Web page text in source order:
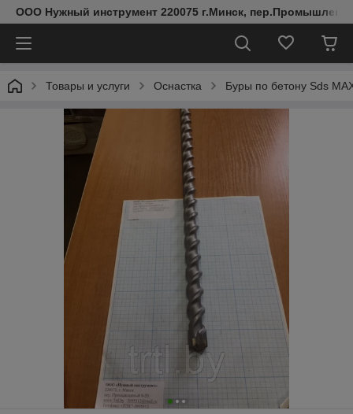
ООО Нужный инструмент 220075 г.Минск,
Товары и услуги Оснастка Буры по бетону Sds